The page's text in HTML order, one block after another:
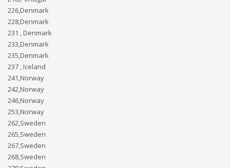
226,Denmark
228,Denmark
231 , Denmark
233,Denmark
235,Denmark
237 , Iceland
241,Norway
242,Norway
246,Norway
253,Norway
262,Sweden
265,Sweden
267,Sweden
268,Sweden